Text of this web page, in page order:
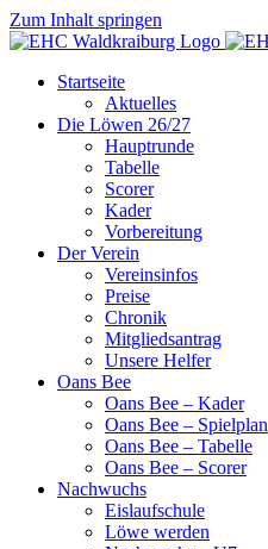
Zum Inhalt springen
Startseite
Aktuelles
Die Löwen 26/27
Hauptrunde
Tabelle
Scorer
Kader
Vorbereitung
Der Verein
Vereinsinfos
Preise
Chronik
Mitgliedsantrag
Unsere Helfer
Oans Bee
Oans Bee – Kader
Oans Bee – Spielplan
Oans Bee – Tabelle
Oans Bee – Scorer
Nachwuchs
Eislaufschule
Löwe werden